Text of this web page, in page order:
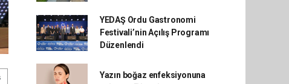
YEDAŞ Ordu Gastronomi
Festivali’nin Açılış Programı
Düzenlendi
Yazın boğaz enfeksiyonuna